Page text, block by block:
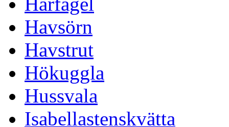
Havsörn
Havstrut
Hökuggla
Hussvala
Isabellastenskvätta